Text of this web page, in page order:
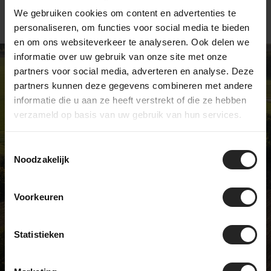
We gebruiken cookies om content en advertenties te
personaliseren, om functies voor social media te bieden
en om ons websiteverkeer te analyseren. Ook delen we
informatie over uw gebruik van onze site met onze
partners voor social media, adverteren en analyse. Deze
partners kunnen deze gegevens combineren met andere
informatie die u aan ze heeft verstrekt of die ze hebben
verzameld op basis van uw gebruik van hun services.
Noodzakelijk
Voorkeuren
Statistieken
EEN UNIEKE FIETSENWINKEL
trots op. Wij verkopen unieke
passie voor fietsen. Kom langs in